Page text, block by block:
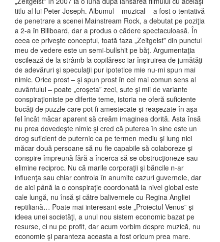
titlu al lui Peter Joseph. Albumul – muzical – a fost o tentativă
de penetrare a scenei Mainstream Rock, a debutat pe poziţia
a 2-a în Billboard, dar a produs o cădere spectaculoasă. În
ceea ce priveşte conceptul, toată faza „Zeitgeist” din punctul
meu de vedere este un semi-bullshit pe băţ. Argumentaţia
oscilează de la strâmb la copilăresc iar înşiruirea de jumătăţi
de adevăruri şi speculaţii pur ipotetice mie nu-mi spun mai
nimic. Orice prost – şi spun prost în cel mai comun sens al
cuvântului – poate „croşeta” zeci, sute şi mii de variante
conspiraţioniste pe diferite teme, istoria ne oferă suficiente
bucăţi de puzzle care pot fi amestecate şi reaşezate în aşa
fel încât măcar aparent să creăm imaginea dorită. Asta însă
nu prea dovedeşte nimic şi cred că puterea în sine este un
drog suficient de puternic ca pe termen mediu şi lung nici
măcar două persoane să nu fie capabile să colaboreze şi
conspire împreună fără a încerca să se obstrucţioneze sau
elimine reciproc. Nu că marile corporaţii şi băncile n-ar
influenţa sau chiar controla în anumite cazuri guvernele, dar
de aici până la o conspiraţie coordonată la nivel global este
cale lungă, nu însă şi către balivernele cu Regina Angliei
reptiliană… Poate mai interesant este „Proiectul Venus” şi
ideea unei societăţi, a unui nou sistem economic bazat pe
resurse, ci nu pe profit, dar acum vorbim despre muzică, nu
economie şi paranteza aceasta a fost oricum prea mare.